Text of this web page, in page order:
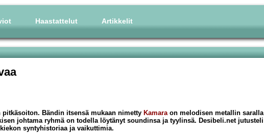
Haastattelut Artikkelit
Bändin itsensä mukaan nimetty Kamaraon melodisen metallin saralla
johtama ryhmä on todella löytänyt soundinsa ja tyylinsä. Desibeli.net jutusteli
syntyhistoriaa ja vaikuttimia.